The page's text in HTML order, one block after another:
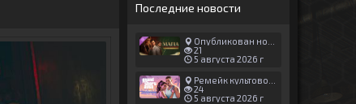
Последние новости
Опубликован новый геймплей Man of Honor для Mafia: The Old Country
21
5 августа 2026 г
Ремейк культовой японской игры задержали ради выхода GTA 6
24
5 августа 2026 г